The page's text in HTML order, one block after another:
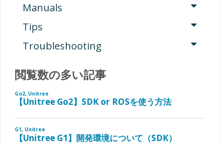
Manuals
Tips
Troubleshooting
閲覧数の多い記事